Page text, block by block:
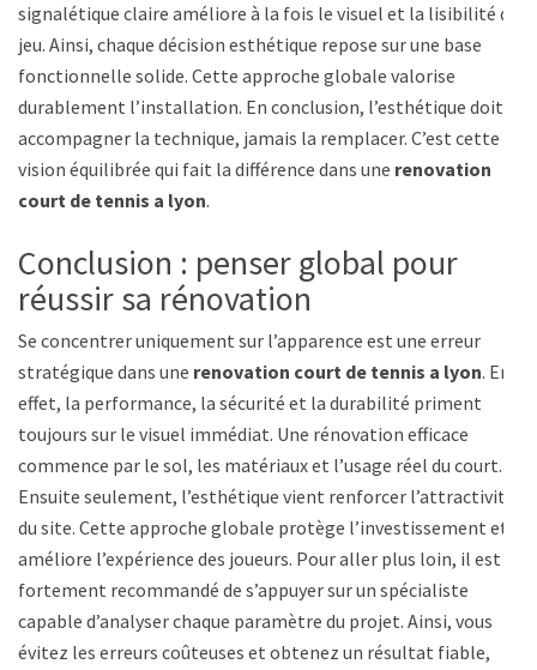
signalétique claire améliore à la fois le visuel et la lisibilité du
jeu. Ainsi, chaque décision esthétique repose sur une base
fonctionnelle solide. Cette approche globale valorise
durablement l’installation. En conclusion, l’esthétique doit
accompagner la technique, jamais la remplacer. C’est cette
vision équilibrée qui fait la différence dans une renovation
court de tennis a lyon.
Conclusion : penser global pour
réussir sa rénovation
Se concentrer uniquement sur l’apparence est une erreur
stratégique dans une renovation court de tennis a lyon. En
effet, la performance, la sécurité et la durabilité priment
toujours sur le visuel immédiat. Une rénovation efficace
commence par le sol, les matériaux et l’usage réel du court.
Ensuite seulement, l’esthétique vient renforcer l’attractivité
du site. Cette approche globale protège l’investissement et
améliore l’expérience des joueurs. Pour aller plus loin, il est
fortement recommandé de s’appuyer sur un spécialiste
capable d’analyser chaque paramètre du projet. Ainsi, vous
évitez les erreurs coûteuses et obtenez un résultat fiable,